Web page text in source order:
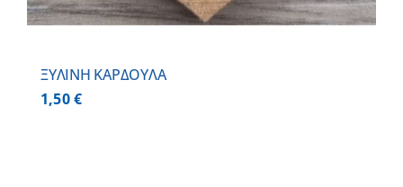
ΞΥΛΙΝΗ ΚΑΡΔΟΥΛΑ
1,50€